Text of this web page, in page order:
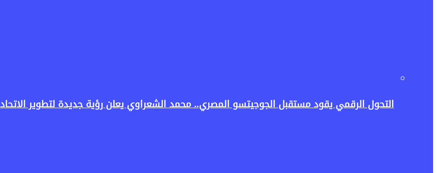
التحول الرقمي يقود مستقبل الجوجيتسو المصري.. محمد الشعراوي يعلن رؤية جديدة لتطوير